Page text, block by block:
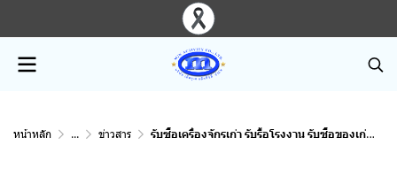
หน้าหลัก ... ข่าวสาร รับซื้อเครื่องจักรเก่า รับรื้อโรงงาน รับซื้อของเก่าทุกชนิด